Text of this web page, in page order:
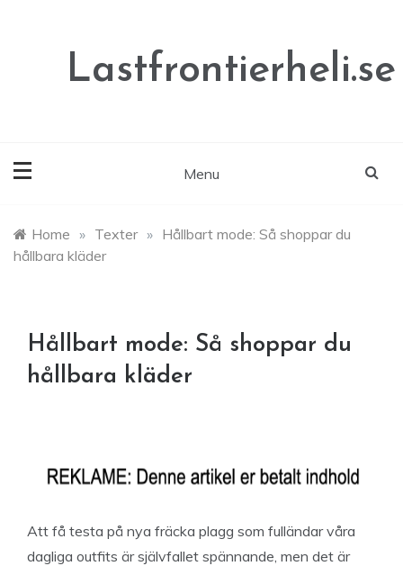
Lastfrontierheli.se
Menu
Home » Texter » Hållbart mode: Så shoppar du
hållbara kläder
Hållbart mode: Så shoppar du
hållbara kläder
Att få testa på nya fräcka plagg som fulländar våra
dagliga outfits är självfallet spännande, men det är